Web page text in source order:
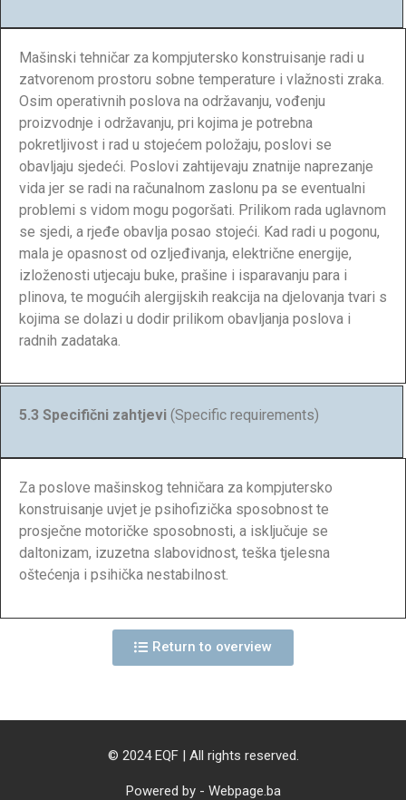
Mašinski tehničar za kompjutersko konstruisanje radi u
zatvorenom prostoru sobne temperature i vlažnosti zraka.
Osim operativnih poslova na održavanju, vođenju
proizvodnje i održavanju, pri kojima je potrebna
pokretljivost i rad u stojećem položaju, poslovi se
obavljaju sjedeći. Poslovi zahtijevaju znatnije naprezanje
vida jer se radi na računalnom zaslonu pa se eventualni
problemi s vidom mogu pogoršati. Prilikom rada uglavnom
se sjedi, a rjeđe obavlja posao stojeći. Kad radi u pogonu,
mala je opasnost od ozljeđivanja, električne energije,
izloženosti utjecaju buke, prašine i isparavanju para i
plinova, te mogućih alergijskih reakcija na djelovanja tvari s
kojima se dolazi u dodir prilikom obavljanja poslova i
radnih zadataka.
5.3 Specifični zahtjevi (Specific requirements)
Za poslove mašinskog tehničara za kompjutersko
konstruisanje uvjet je psihofizička sposobnost te
prosječne motoričke sposobnosti, a isključuje se
daltonizam, izuzetna slabovidnost, teška tjelesna
oštećenja i psihička nestabilnost.
Return to overview
© 2024 EQF | All rights reserved.
Powered by - Webpage.ba